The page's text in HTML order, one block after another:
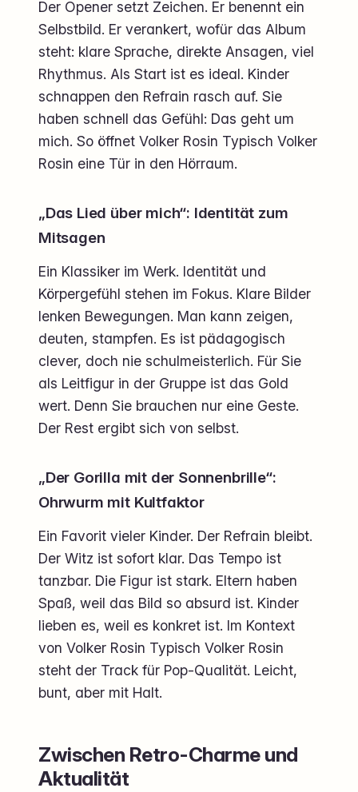
Der Opener setzt Zeichen. Er benennt ein
Selbstbild. Er verankert, wofür das Album
steht: klare Sprache, direkte Ansagen, viel
Rhythmus. Als Start ist es ideal. Kinder
schnappen den Refrain rasch auf. Sie
haben schnell das Gefühl: Das geht um
mich. So öffnet Volker Rosin Typisch Volker
Rosin eine Tür in den Hörraum.
„Das Lied über mich“: Identität zum
Mitsagen
Ein Klassiker im Werk. Identität und
Körpergefühl stehen im Fokus. Klare Bilder
lenken Bewegungen. Man kann zeigen,
deuten, stampfen. Es ist pädagogisch
clever, doch nie schulmeisterlich. Für Sie
als Leitfigur in der Gruppe ist das Gold
wert. Denn Sie brauchen nur eine Geste.
Der Rest ergibt sich von selbst.
„Der Gorilla mit der Sonnenbrille“:
Ohrwurm mit Kultfaktor
Ein Favorit vieler Kinder. Der Refrain bleibt.
Der Witz ist sofort klar. Das Tempo ist
tanzbar. Die Figur ist stark. Eltern haben
Spaß, weil das Bild so absurd ist. Kinder
lieben es, weil es konkret ist. Im Kontext
von Volker Rosin Typisch Volker Rosin
steht der Track für Pop-Qualität. Leicht,
bunt, aber mit Halt.
Zwischen Retro-Charme und
Aktualität